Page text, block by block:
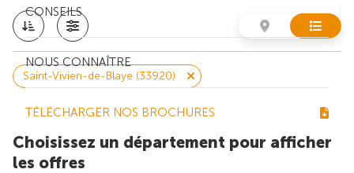
CONSEILS
NOUS CONNAÎTRE
TÉLÉCHARGER NOS BROCHURES
Saint-Vivien-de-Blaye (33920)
Choisissez un département pour afficher
les offres